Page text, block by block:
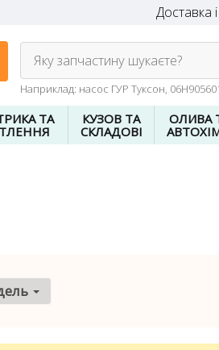
Доставка
Яку запчастину шукаєте?
Наприклад: насос ГУР Туксон,
ТА
КУЗОВ ТА
СКЛАДОВІ
ОЛИВА